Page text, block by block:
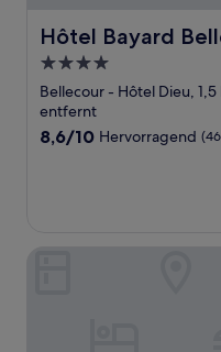
Hôtel Bayard
Hôtel Bayard
4.0-
Sterne-
Unterkunft
Bellecour - Hôtel Dieu,
entfernt
8.6
8,6/10 Hervorragend